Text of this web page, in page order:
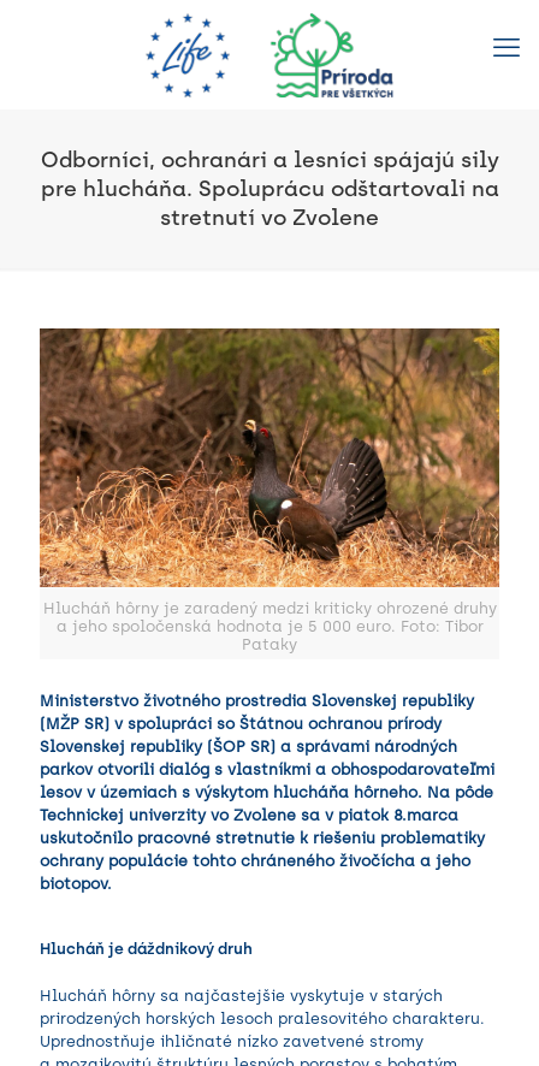
Odborníci, ochranári a lesníci spájajú sily
pre hlucháňa. Spoluprácu odštartovali na
stretnutí vo Zvolene
Hlucháň hôrny je zaradený medzi kriticky ohrozené druhy
a jeho spoločenská hodnota je 5 000 euro. Foto: Tibor
Pataky
Ministerstvo životného prostredia Slovenskej republiky
(MŽP SR) v spolupráci so Štátnou ochranou prírody
Slovenskej republiky (ŠOP SR) a správami národných
parkov otvorili dialóg s vlastníkmi a obhospodarovateľmi
lesov v územiach s výskytom hlucháňa hôrneho. Na pôde
Technickej univerzity vo Zvolene sa v piatok 8.marca
uskutočnilo pracovné stretnutie k riešeniu problematiky
ochrany populácie tohto chráneného živočícha a jeho
biotopov.
Hlucháň je dáždnikový druh
Hlucháň hôrny sa najčastejšie vyskytuje v starých
prirodzených horských lesoch pralesovitého charakteru.
Uprednostňuje ihličnaté nízko zavetvené stromy